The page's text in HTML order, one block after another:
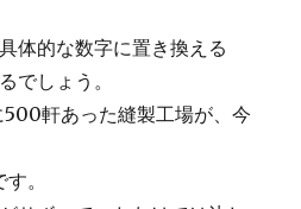
体的な数字に置き換える
でしょう。
軒あった縫製工場が、今
。